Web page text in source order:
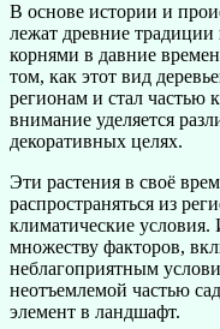
В основе истории и
лежат древние
корнями в давние
том, как этот вид
регионам и стал частью
внимание уделяется
декоративных целях.
Эти растения в своё
распространяться из
климатические условия.
множеству факторов,
неблагоприятным
неотъемлемой частью
элемент в ландшафт.